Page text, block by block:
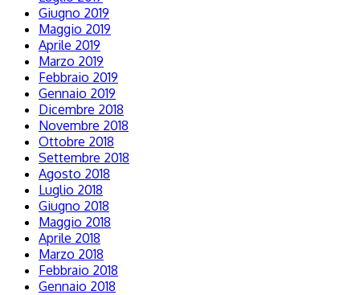
Giugno 2019
Maggio 2019
Aprile 2019
Marzo 2019
Febbraio 2019
Gennaio 2019
Dicembre 2018
Novembre 2018
Ottobre 2018
Settembre 2018
Agosto 2018
Luglio 2018
Giugno 2018
Maggio 2018
Aprile 2018
Marzo 2018
Febbraio 2018
Gennaio 2018